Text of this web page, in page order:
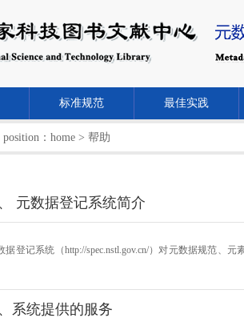
标准规范 最佳实践
： home > 帮助
元数据登记系统简介
据登记系统（http://spec.nstl.gov.cn/）对元数据规范
系统提供的服务